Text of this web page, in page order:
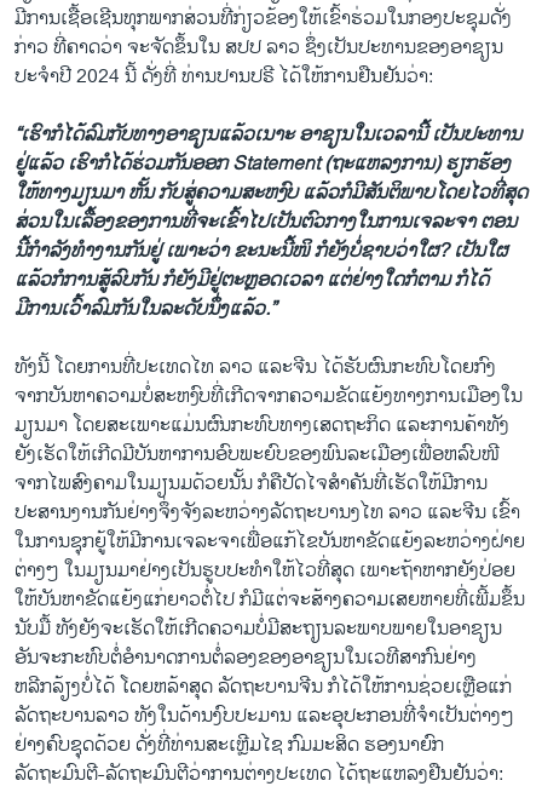
ມີການເຊື້ອເຊີນທຸກພາກສ່ວນທີ່ກ່ຽວຂ້ອງໃຫ້ເຂົ້າຮ່ວມໃນກອງປະຊຸມດັ່ງ
ກ່າວ ທີ່ຄາດວ່າ ຈະຈັດຂຶ້ນໃນ ສປປ ລາວ ຊຶ່ງເປັນປະທານຂອງອາຊຽນ
ປະຈຳປີ 2024 ນີ້ ດັ່ງທີ່ ທ່ານປານປຣີ ໄດ້ໃຫ້ການຢືນຢັນວ່າ:
“ເຮົາກໍໄດ້ລົມກັບທາງອາຊຽນແລ້ວເນາະ ອາຊຽນໃນເວລານີ້ ເປັນປະທານ
ຢູ່ແລ້ວ ເຮົາກໍໄດ້ຮ່ວມກັນອອກStatement (ຖະແຫລງການ) ຮຽກຮ້ອງ
ໃຫ້ທາງມຽນມາ ຫັ້ນ ກັບສູ່ຄວາມສະຫງົບ ແລ້ວກໍມີສັນຕິພາບໂດຍໄວທີ່ສຸດ
ສ່ວນໃນເລື້ອງຂອງການທີ່ຈະເຂົ້າໄປເປັນຕົວກາງໃນການເຈລະຈາ ຕອນ
ນີ້ກຳລັງທຳງານກັນຢູ່ ເພາະວ່າ ຂະນະນີ້ໜິ ກໍຍັງບໍ່ຊາບວ່າໃຜ? ເປັນໃຜ
ແລ້ວກໍການສູ້ລົບກັນ ກໍຍັງມີຢູ່ຕະຫຼອດເວລາ ແຕ່ຢ່າງໃດກໍຕາມ ກໍໄດ້
ມີການເວົ້າລົມກັນໃນລະດັບນຶ່ງແລ້ວ.”
ທັງນີ້ ໂດຍການທີ່ປະເທດໄທ ລາວ ແລະຈີນ ໄດ້ຮັບຜົນກະທົບໂດຍກົງ
ຈາກບັນຫາຄວາມບໍ່ສະຫງົບທີ່ເກີດຈາກຄວາມຂັດແຍ້ງທາງການເມືອງໃນ
ມຽນມາ ໂດຍສະເພາະແມ່ນຜົນກະທົບທາງເສດຖະກິດ ແລະການຄ້າທັງ
ຍັງເຮັດໃຫ້ເກີດມີບັນຫາການອົບພະຍົບຂອງພົນລະເມືອງເພື່ອຫລົບໜີ
ຈາກໄພສົງຄາມໃນມຽນມດ້ວຍນັ້ນ ກໍຄືປັດໄຈສຳຄັນທີ່ເຮັດໃຫ້ມີການ
ປະສານງານກັນຢ່າງຈຶ່ງຈັງລະຫວ່າງລັດຖະບານງໄທ ລາວ ແລະຈີນ ເຂົ້າ
ໃນການຊຸກຍູ້ໃຫ້ມີການເຈລະຈາເພື່ອແກ້ໄຂບັນຫາຂັດແຍ້ງລະຫວ່າງຝ່າຍ
ຕ່າງໆ ໃນມຽນມາຢ່າງເປັນຮູບປະທຳໃຫ້ໄວທີ່ສຸດ ເພາະຖ້າຫາກຍັງປ່ອຍ
ໃຫ້ບັນຫາຂັດແຍ້ງແກ່ຍາວຕໍ່ໄປ ກໍມີແຕ່ຈະສ້າງຄວາມເສຍຫາຍທີ່ເພີ້ມຂຶ້ນ
ນັບມື້ ທັງຍັງຈະເຮັດໃຫ້ເກີດຄວາມບໍ່ມີສະຖຽນລະພາບພາຍໃນອາຊຽນ
ອັນຈະກະທົບຕໍ່ອຳນາດການຕໍ່ລອງຂອງອາຊຽນໃນເວທີສາກົນຢ່າງ
ຫລີກລ້ຽງບໍ່ໄດ້ ໂດຍຫລ້າສຸດ ລັດຖະບານຈີນ ກໍໄດ້ໃຫ້ການຊ່ວຍເຫຼືອແກ່
ລັດຖະບານລາວ ທັງໃນດ້ານງົບປະມານ ແລະອຸປະກອນທີ່ຈຳເປັນຕ່າງໆ
ຢ່າງຄົບຊຸດດ້ວຍ ດັ່ງທີ່ທ່ານສະເຫຼີມໄຊ ກົມມະສິດ ຮອງນາຍົກ
ລັດຖະມົນຕີ-ລັດຖະມົນຕີວ່າການຕ່າງປະເທດ ໄດ້ຖະແຫລງຢືນຢັນວ່າ: